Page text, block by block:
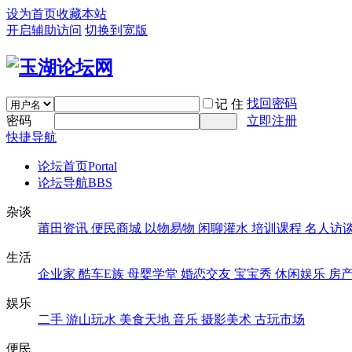
设为首页收藏本站
开启辅助访问 切换到宽版
记 住 找回密码
密码
立即注册
快捷导航
论坛首页Portal
论坛导航BBS
杂谈
莆田资讯 便民商城 以物易物 闲聊灌水 培训课程 名人访
生活
企业家 酷车E族 母婴学堂 婚恋交友 宝宝秀 休闲娱乐 房
娱乐
二手 游山玩水 美食天地 音乐 摄影美术 古玩市场
便民